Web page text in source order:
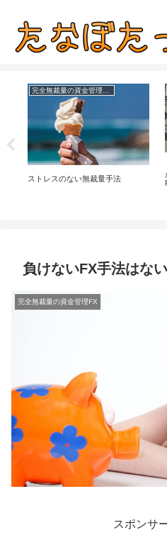
ストレスのない無裁量手法
負けないFX手法はない
完全無裁量の資金管理FX
スポンサ